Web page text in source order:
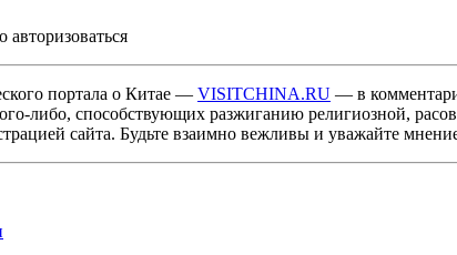
портала о Китае — VISITCHINA.RU — в
либо, способствующих разжиганию религиозной,
сайта. Будьте взаимно вежливы и уважайте